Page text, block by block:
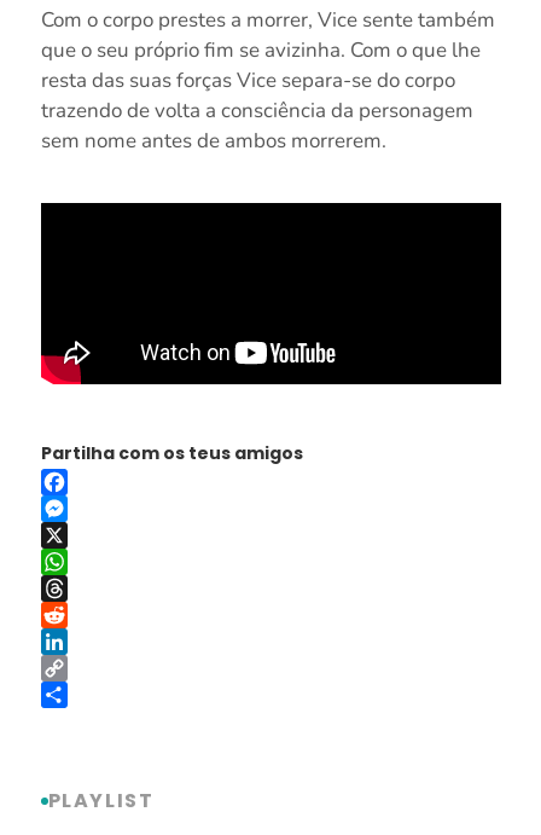
Com o corpo prestes a morrer, Vice sente também
que o seu próprio fim se avizinha. Com o que lhe
resta das suas forças Vice separa-se do corpo
trazendo de volta a consciência da personagem
sem nome antes de ambos morrerem.
Partilha com os teus amigos
Facebook
Messenger
X
WhatsApp
Threads
Reddit
LinkedIn
Copy
PLAYLIST